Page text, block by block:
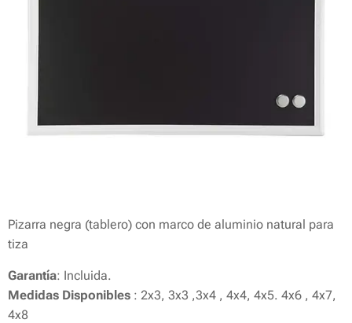
Pizarra negra (tablero) con marco de aluminio natural para
tiza
Garantía: Incluida.
Medidas Disponibles : 2x3, 3x3 ,3x4 , 4x4, 4x5. 4x6 , 4x7,
4x8